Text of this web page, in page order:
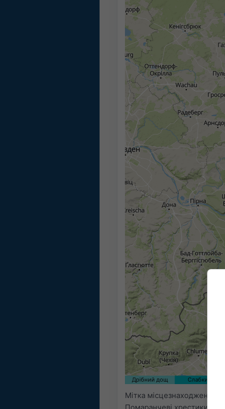
Дрібний дощ Слабкий
Мітка місцезнаходження
Помаранчеві хрестики